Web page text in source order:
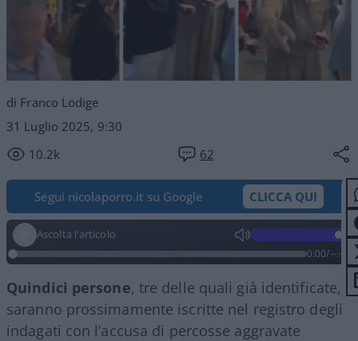
di Franco Lodige
31 Luglio 2025, 9:30
10.2k
62
Segui nicolaporro.it su Google CLICCA QUI
Ascolta l'articolo
0:00/--:--
Quindici persone, tre delle quali già identificate,
saranno prossimamente iscritte nel registro degli
indagati con l’accusa di percosse aggravate